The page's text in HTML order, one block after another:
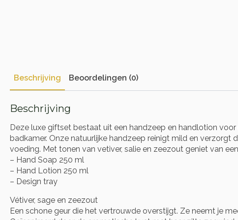
Beschrijving Beoordelingen (0)
Beschrijving
Deze luxe giftset bestaat uit een handzeep en handlotion
badkamer. Onze natuurlijke handzeep reinigt mild en
voeding. Met tonen van vetiver, salie en zeezout geniet van
– Hand Soap 250 ml
– Hand Lotion 250 ml
– Design tray
Vétiver, sage en zeezout
Een schone geur die het vertrouwde overstijgt. Ze neemt je